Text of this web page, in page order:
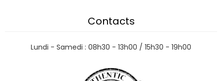
Contacts
Lundi - Samedi : 08h30 - 13h00 / 15h30 - 19h00